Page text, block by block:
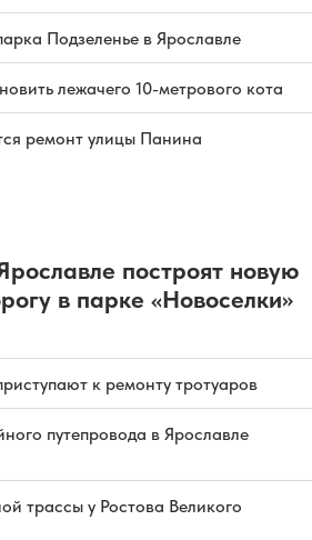
Подзеленье в Ярославле
лежачего 10-метрового кота
ремонт улицы Панина
построят новую
в парке «Новоселки»
к ремонту тротуаров
путепровода в Ярославле
трассы у Ростова Великого